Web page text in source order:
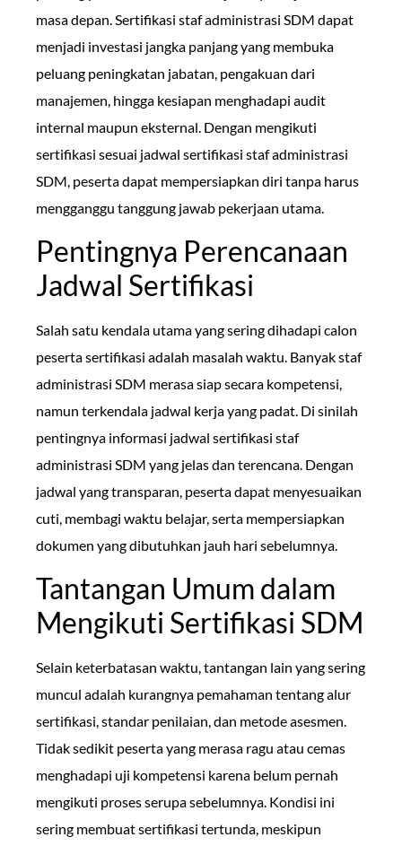
masa depan. Sertifikasi staf administrasi SDM dapat
menjadi investasi jangka panjang yang membuka
peluang peningkatan jabatan, pengakuan dari
manajemen, hingga kesiapan menghadapi audit
internal maupun eksternal. Dengan mengikuti
sertifikasi sesuai jadwal sertifikasi staf administrasi
SDM, peserta dapat mempersiapkan diri tanpa harus
mengganggu tanggung jawab pekerjaan utama.
Pentingnya Perencanaan
Jadwal Sertifikasi
Salah satu kendala utama yang sering dihadapi calon
peserta sertifikasi adalah masalah waktu. Banyak staf
administrasi SDM merasa siap secara kompetensi,
namun terkendala jadwal kerja yang padat. Di sinilah
pentingnya informasi jadwal sertifikasi staf
administrasi SDM yang jelas dan terencana. Dengan
jadwal yang transparan, peserta dapat menyesuaikan
cuti, membagi waktu belajar, serta mempersiapkan
dokumen yang dibutuhkan jauh hari sebelumnya.
Tantangan Umum dalam
Mengikuti Sertifikasi SDM
Selain keterbatasan waktu, tantangan lain yang sering
muncul adalah kurangnya pemahaman tentang alur
sertifikasi, standar penilaian, dan metode asesmen.
Tidak sedikit peserta yang merasa ragu atau cemas
menghadapi uji kompetensi karena belum pernah
mengikuti proses serupa sebelumnya. Kondisi ini
sering membuat sertifikasi tertunda, meskipun